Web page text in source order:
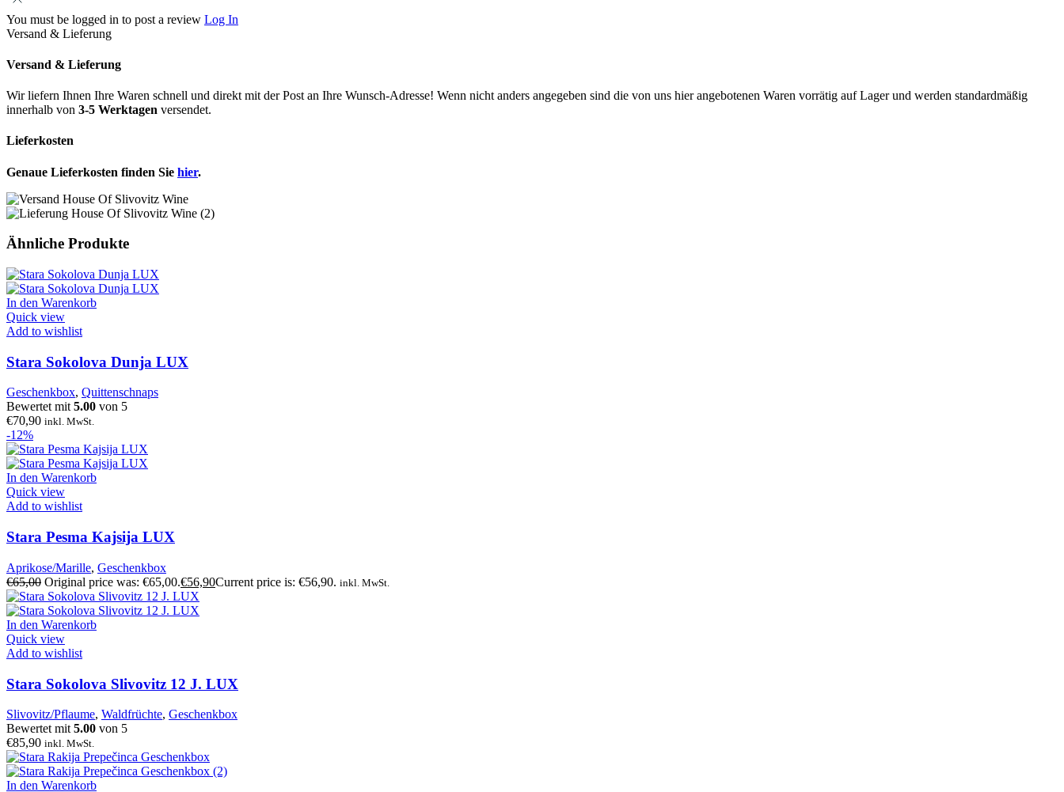
You must be logged in to post a review Log In
Versand & Lieferung
Versand & Lieferung
Wir liefern Ihnen Ihre Waren schnell und direkt mit der Post an Ihre Wunsch-Adresse! Wenn nicht anders angegeben sind die von uns hier angebotenen Waren vorrätig auf Lager und werden standardmäßig
innerhalb von 3-5 Werktagen versendet.
Lieferkosten
Genaue Lieferkosten finden Sie hier.
Ähnliche Produkte
In den Warenkorb
Quick view
Add to wishlist
Stara Sokolova Dunja LUX
Geschenkbox, Quittenschnaps
Bewertet mit5.00 von 5
€70,90 inkl. MwSt.
-12%
In den Warenkorb
Quick view
Add to wishlist
Stara Pesma Kajsija LUX
Aprikose/Marille, Geschenkbox
€65,00 Original price was: €65,00.€56,90Current price is: €56,90. inkl. MwSt.
In den Warenkorb
Quick view
Add to wishlist
Stara Sokolova Slivovitz 12 J. LUX
Slivovitz/Pflaume, Waldfrüchte, Geschenkbox
Bewertet mit 5.00 von 5
€85,90 inkl. MwSt.
In den Warenkorb